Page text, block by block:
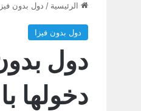
الرئيسية / دول بدون
دول بدون فيزا
دخولها